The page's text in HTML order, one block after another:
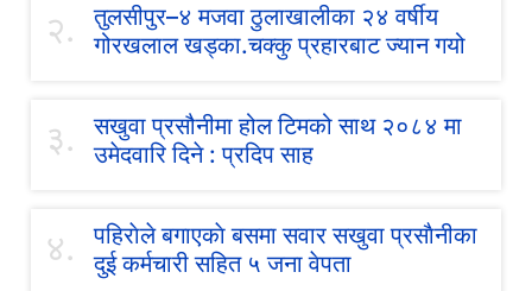
२.
तुलसीपुर–४ मजवा ठुलाखालीका २४ वर्षीय
गोरखलाल खड्का.चक्कु प्रहारबाट ज्यान गयो
३.
सखुवा प्रसौनीमा होल टिमको साथ २०८४ मा
उमेदवारि दिने : प्रदिप साह
४.
पहिराेले बगाएकाे बसमा सवार सखुवा प्रसाैनीका
दुई कर्मचारी सहित ५ जना वेपता